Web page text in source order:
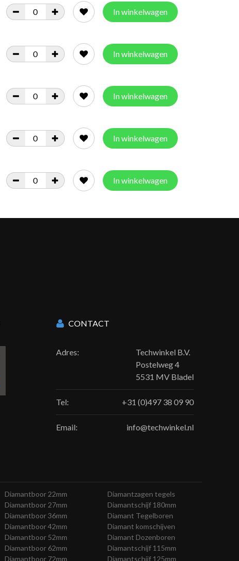
In winkelwagen
In winkelwagen
In winkelwagen
In winkelwagen
In winkelwagen
CONTACT
Adres:
Techwinkel B.V.
Postelweg 4
5531 MV Bladel
Tel: +31 (0)497 38 09 90
Email: info@techwinkel.nl
Diamantboor 22mm
Diamantboor 27mm
Diamantboor 36mm
Diamantboor 42mm
Diamantboor 52mm
Diamantboor 62mm
Diamantboor 72mm
Diamantzagen tegels
Diamantschijf 180mm
Diamant Tegelboren
Diamant komschijven
Diamant Dozenboren
Diamantschijf 115mm
Diamantschijf 125mm